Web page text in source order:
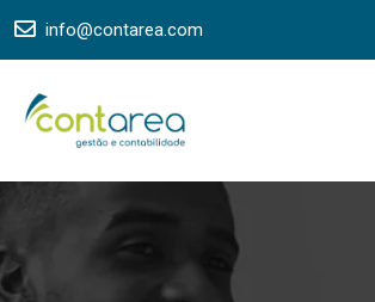
Skip
info@contarea.com